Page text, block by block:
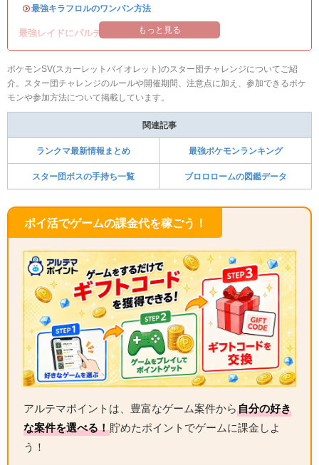
・最強キラフロルのワンパン方法
最強レイドにパルデアの強力なポケモンが登場！
もっと見る
ポケモンSV(スカーレットバイオレット)のスター団チャレンジについてご紹
介。スター団チャレンジのルールや開催期間、注意点に加え、参加できるポケ
モンや参加方法について掲載しています。
関連記事
ランクマ最新情報まとめ 最強ポケモンランキング
スター団ボスの手持ち一覧 ブロロロームの図鑑データ
ポイ活でゲームの課金代を稼ごう！
アルテマポイントは、豊富なゲーム案件から自分の好き
な案件を選べる！貯めたポイントでゲームに課金しよ
う！